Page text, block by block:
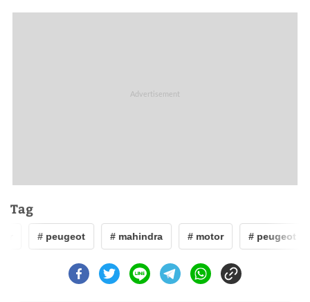
Tag
# peugeot # mahindra # motor # peugeot